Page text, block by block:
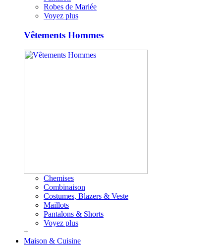
Robes de Mariée
Voyez plus
Vêtements Hommes
Chemises
Combinaison
Costumes, Blazers & Veste
Maillots
Pantalons & Shorts
Voyez plus
+
Maison & Cuisine